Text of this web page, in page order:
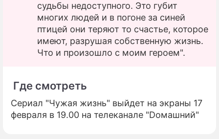
судьбы недоступного. Это губит
многих людей и в погоне за синей
птицей они теряют то счастье, которое
имеют, разрушая собственную жизнь.
Что и произошло с моим героем".
Где смотреть
Сериал "Чужая жизнь" выйдет на экраны 17
февраля в 19.00 на телеканале "Dомашний"